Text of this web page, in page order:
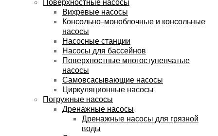
Вихревые насосы
Консольно-моноблочные и консольные
насосы
Насосные станции
Насосы для бассейнов
Поверхностные многоступенчатые
насосы
Самовсасывающие насосы
Циркуляционные насосы
Погружные насосы
Дренажные насосы
Дренажные насосы для грязной
воды